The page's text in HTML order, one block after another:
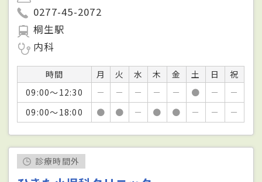
0277-45-2072
桐生駅
内科
時間 月 火 水 木 金 土 日
祝
09:00～12:30
－ － － － － ● －
－
09:00～18:00
● ● － ● ● － － －
診療時間外